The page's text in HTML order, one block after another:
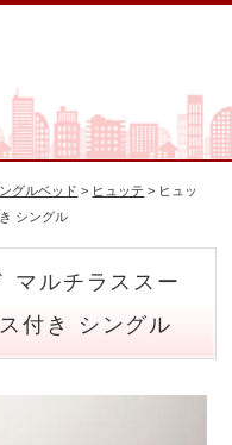
グルベッド > ヒュッテ > ヒュッ
シングル
マルチラススー
付き シングル